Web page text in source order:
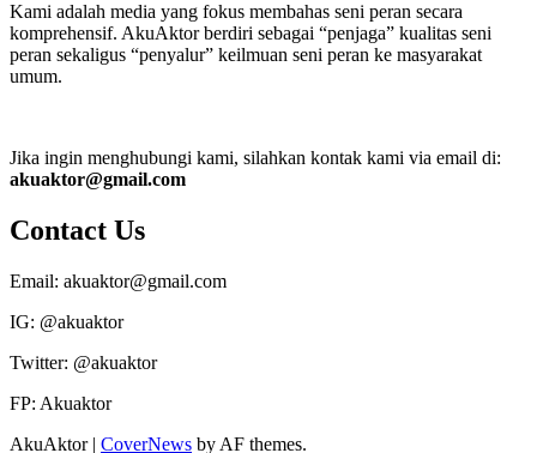
Kami adalah media yang fokus membahas seni peran secara
komprehensif. AkuAktor berdiri sebagai “penjaga” kualitas seni
peran sekaligus “penyalur” keilmuan seni peran ke masyarakat
umum.
Jika ingin menghubungi kami, silahkan kontak kami via email di:
akuaktor@gmail.com
Contact Us
Email: akuaktor@gmail.com
IG: @akuaktor
Twitter: @akuaktor
FP: Akuaktor
AkuAktor | CoverNews by AF themes.